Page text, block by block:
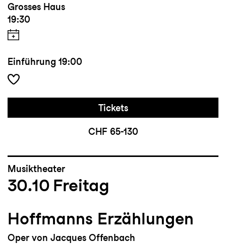
Grosses Haus
19:30
Einführung 19:00
Tickets
CHF 65-130
Musiktheater
30.10 Freitag
Hoffmanns Erzählungen
Oper von Jacques Offenbach